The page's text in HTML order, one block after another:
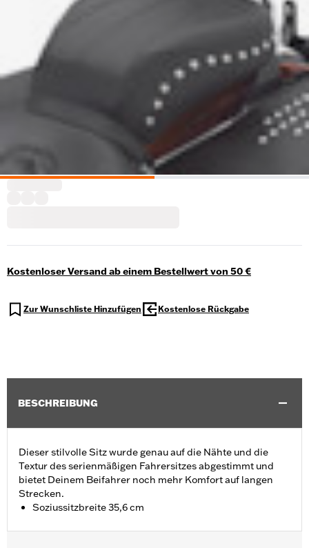
Kostenloser Versand ab einem Bestellwert von 50 €
Zur Wunschliste Hinzufügen Kostenlose Rückgabe
BESCHREIBUNG
Dieser stilvolle Sitz wurde genau auf die Nähte und die
Textur des serienmäßigen Fahrersitzes abgestimmt und
bietet Deinem Beifahrer noch mehr Komfort auf langen
Strecken.
Soziussitzbreite 35,6 cm